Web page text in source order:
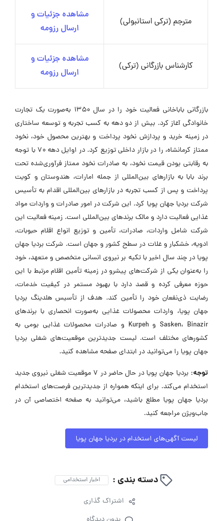
مترجم (ترکی استانبولی)
مشاهده جزئیات و
ارسال رزومه
کارشناس بازرگانی (ترکی)
مشاهده جزئیات و
ارسال رزومه
بازرگانی باباخانی فعالیت خود را در سال ۱۳۵۰ به‌صورت یک تجارت
خانوادگی آغاز کرد. بیش از دو دهه به کسب تجربه و توسعه ساختاری
در زمینه خرید و پردازش نخود پرداخت و بهترین محصول خود، نخود
ممتاز کرمانشاه، را در بازار داخلی توزیع کرد. در اوایل دهه ۷۰ با توجه
به رقابتی بودن قیمت نخود، به صادرات نخود ممتاز فرآوری‌شده تحت
برند بابا به بازارهای بین‌المللی از جمله امارات، هندوستان و کویت
پرداخت و پس از کسب تجربه در بازارهای بین‌المللی اقدام به تأسیس
شرکت بردیا جهان پویا کرد. این شرکت در امور صادرات و واردات مواد
غذایی فعالیت دارد و مالک برندهای بین‌المللی است. زمینه فعالیت این
شرکت شامل واردات، صادرات، تأمین و توزیع انواع اقلام حبوبات،
ادویه، خشکبار و غلات در سطح کشور و جهان است. شرکت بردیا جهان
پویا در چند سال اخیر با تکیه بر نیروی انسانی متخصص و متعهد، خود
را به‌عنوان یکی از شرکت‌های پیشرو در زمینه تأمین اقلام مرتبط با این
حوزه معرفی کرده و قصد دارد با بهبود مستمر در کیفیت خدمات،
رضایت ذی‌نفعان خود را تأمین کند. هدف از تأسیس هلدینگ بردیا
جهان پویا، واردات محصولات غذایی به‌صورت انحصاری با برندهای
Sasken، Binazir و Kurpeh و صادرات محصولات غذایی بومی به
کشورهای مختلف است. لیست جدیدترین موقعیت‌های شغلی بردیا
جهان پویا را می‌توانید در ابتدای صفحه مشاهده کنید.
توجه:
بردیا جهان پویا در حال حاضر در ۷ موقعیت شغلی نیروی جدید
استخدام می‌کند. برای اینکه همواره از جدیدترین فرصت‌های استخدام
بردیا جهان پویا مطلع باشید، می‌توانید به صفحه اختصاصی آن در
جاب‌ویژن مراجعه کنید.
لیست آگهی‌های استخدام در بردیا جهان پویا
دسته بندی : اخبار استخدامی
اشتراک گذاری